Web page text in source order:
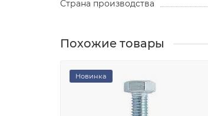
Страна производства
Похожие товары
Новинка